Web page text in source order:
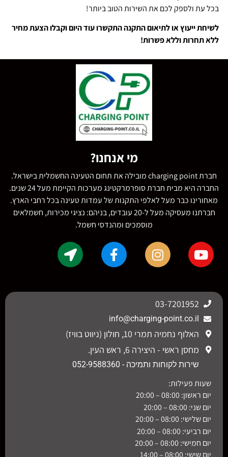
בכל עת ולספק לכם את השירות הטוב ביותר!
לשיחת ייעוץ או לתיאום התקנה התקשרו עוד היום וקבלו הצעת מחיר
ללא תחרות וללא פשרות!
מי אנחנו?
חברת charging point מובילה את תחום הטעינה החשמלית בישראל.
החברה היא מבית חברת סופרמרקטינג מערכות הקיימת מעל 24 שנים.
מאחורינו כבר מעל לאלפי התקנות של עמדות טעינה בכל רחבי הארץ.
חברתנו מעסיקה מעל ל-20 עובדים, בניהם: נציגי מכירות, חשמלאים
מוסמכים ומהנדסי חשמל.
03-7201952
info@charging-point.co.il
האלוף נחמיה תמרי 10, חולון (ניווט בוויז)
מחסן ראשי - היצירה 6, ראש העין.
שירות לקוחות ותמיכה - 052-9588360
שעות פעילות:
יום ראשון: 08:00 – 20:00
יום שני: 08:00 – 20:00
יום שלישי: 08:00 – 20:00
יום רביעי: 08:00 – 20:00
יום חמישי: 08:00 – 20:00